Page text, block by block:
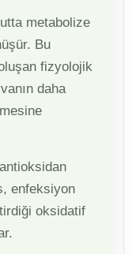
metabolize
Bu
fizyolojik
daha
enfeksiyon
oksidatif